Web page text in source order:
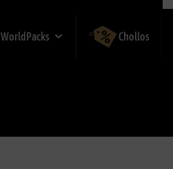
WorldPacks Chollos